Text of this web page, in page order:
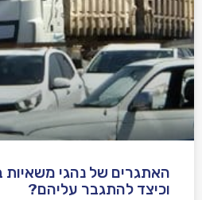
האתגרים של נהגי משאיות
וכיצד להתגבר עליהם?